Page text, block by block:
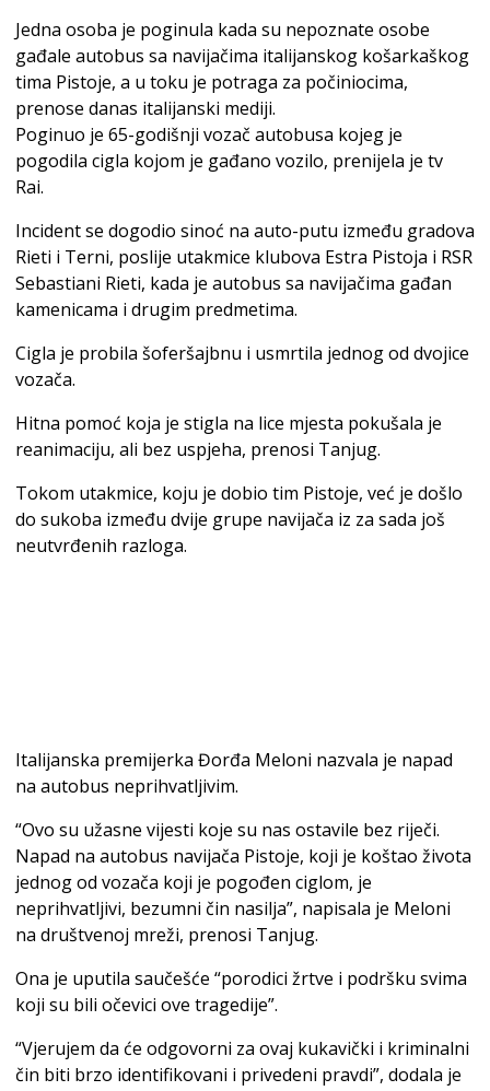
Jedna osoba je poginula kada su nepoznate osobe
gađale autobus sa navijačima italijanskog košarkaškog
tima Pistoje, a u toku je potraga za počiniocima,
prenose danas italijanski mediji.
Poginuo je 65-godišnji vozač autobusa kojeg je
pogodila cigla kojom je gađano vozilo, prenijela je tv
Rai.
Incident se dogodio sinoć na auto-putu između gradova
Rieti i Terni, poslije utakmice klubova Estra Pistoja i RSR
Sebastiani Rieti, kada je autobus sa navijačima gađan
kamenicama i drugim predmetima.
Cigla je probila šoferšajbnu i usmrtila jednog od dvojice
vozača.
Hitna pomoć koja je stigla na lice mjesta pokušala je
reanimaciju, ali bez uspjeha, prenosi Tanjug.
Tokom utakmice, koju je dobio tim Pistoje, već je došlo
do sukoba između dvije grupe navijača iz za sada još
neutvrđenih razloga.
Italijanska premijerka Đorđa Meloni nazvala je napad
na autobus neprihvatljivim.
“Ovo su užasne vijesti koje su nas ostavile bez riječi.
Napad na autobus navijača Pistoje, koji je koštao života
jednog od vozača koji je pogođen ciglom, je
neprihvatljivi, bezumni čin nasilja”, napisala je Meloni
na društvenoj mreži, prenosi Tanjug.
Ona je uputila saučešće “porodici žrtve i podršku svima
koji su bili očevici ove tragedije”.
“Vjerujem da će odgovorni za ovaj kukavički i kriminalni
čin biti brzo identifikovani i privedeni pravdi”, dodala je